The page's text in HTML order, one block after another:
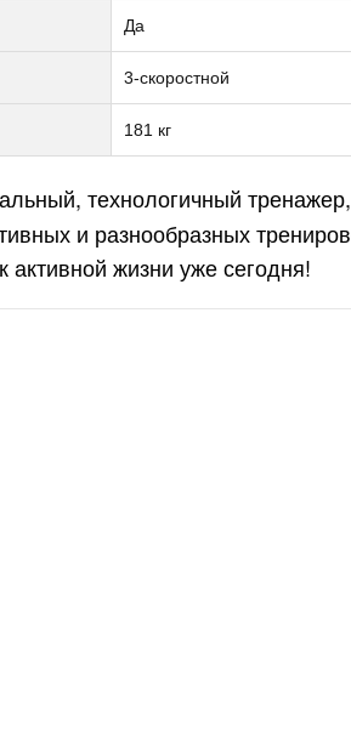
Да
3-скоростной
181 кг
технологичный тренажер,
и разнообразных
активной жизни уже сегодня!